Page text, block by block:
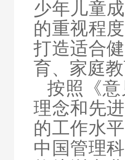
少年儿童
的重视程
打造适合
育、家庭
按照《
理念和先
的工作水
中国管理